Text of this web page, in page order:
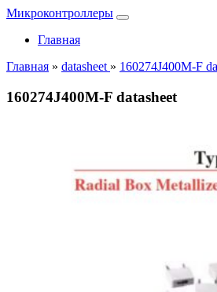
Микроконтроллеры
Главная
Главная » datasheet » 160274J400M-F
160274J400M-F datasheet